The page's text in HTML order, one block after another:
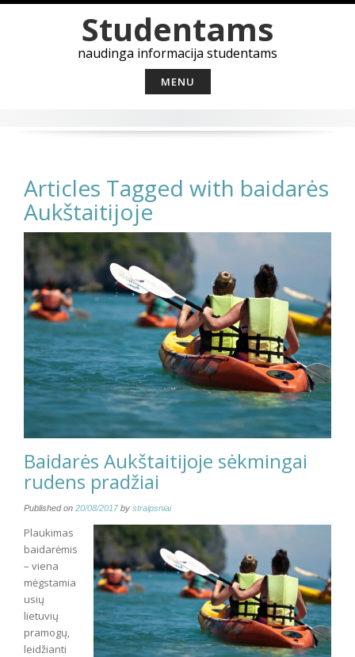
Studentams
naudinga informacija studentams
MENU
Articles Tagged with baidarės
Aukštaitijoje
Baidarės Aukštaitijoje sėkmingai
rudens pradžiai
Published on 20/08/2017by straipsniai
Plaukimas
baidarėmis
– viena
mėgstamia
usių
lietuvių
pramogų,
leidžianti